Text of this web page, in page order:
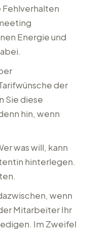
Fehlverhalten
Energie und
der
Sie diese
hin, wenn
was will, kann
hinterlegen.
wenn
Mitarbeiter Ihr
Im Zweifel